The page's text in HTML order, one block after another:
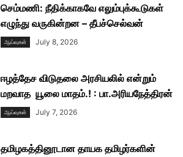
செம்மணி: நீதிக்காகவே எலும்புக்கூடுகள்
எழுந்து வருகின்றன – தீபச்செல்வன்
ஆய்வுகள் July 8, 2026
ஈழத்தேச விடுதலை அரசியலில் என்றும்
மறவாத யூலை மாதம்.! : பா.அரியநேத்திரன்
ஆய்வுகள் July 7, 2026
தமிழகத்தினூடான தாயக தமிழர்களின்